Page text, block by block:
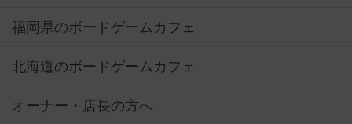
福岡県のボードゲームカフェ
北海道のボードゲームカフェ
オーナー・店長の方へ